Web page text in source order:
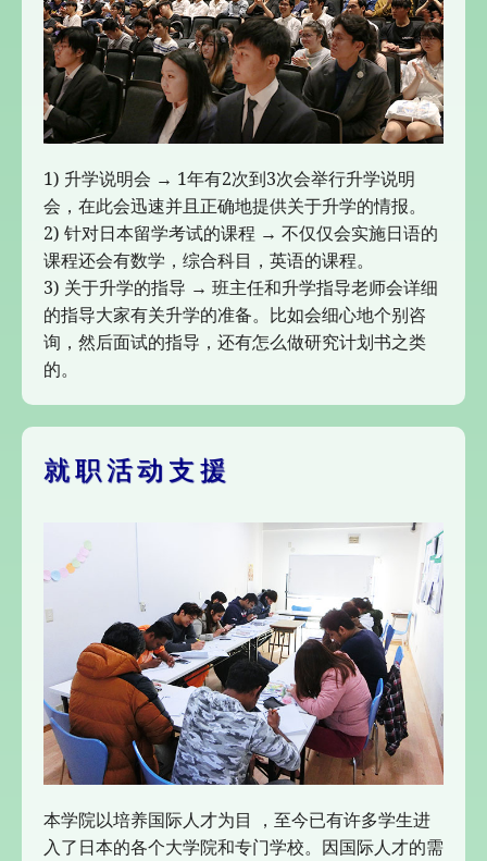
1) 升学说明会 → 1年有2次到3次会举行升学说明
会，在此会迅速并且正确地提供关于升学的情报。
2) 针对日本留学考试的课程 → 不仅仅会实施日语的
课程还会有数学，综合科目，英语的课程。
3) 关于升学的指导 → 班主任和升学指导老师会详细
的指导大家有关升学的准备。比如会细心地个别咨
询，然后面试的指导，还有怎么做研究计划书之类
的。
就职活动支援
本学院以培养国际人才为目 ，至今已有许多学生进
入了日本的各个大学院和专门学校。因国际人才的需